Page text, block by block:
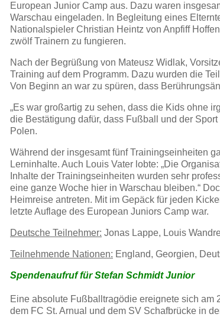
European Junior Camp aus. Dazu waren
Warschau eingeladen. In Begleitung eines
Nationalspieler Christian Heintz von Anpfiff
zwölf Trainern zu fungieren.
Nach der Begrüßung von Mateusz Widlak,
Training auf dem Programm. Dazu wurden die
Von Beginn an war zu spüren, dass
„Es war großartig zu sehen, dass die Kids ohne
die Bestätigung dafür, dass Fußball und der
Polen.
Während der insgesamt fünf Trainingseinheiten
Lerninhalte. Auch Louis Vater lobte: „Die
Inhalte der Trainingseinheiten wurden sehr
eine ganze Woche hier in Warschau bleiben.“
Heimreise antreten. Mit im Gepäck für jeden
letzte Auflage des European Juniors Camp war.
Deutsche Teilnehmer: Jonas Lappe, Louis
Teilnehmende Nationen: England, Georgien,
Spendenaufruf für Stefan Schmidt Junior
Eine absolute Fußballtragödie ereignete sich am
dem FC St. Arnual und dem SV Schafbrücke in